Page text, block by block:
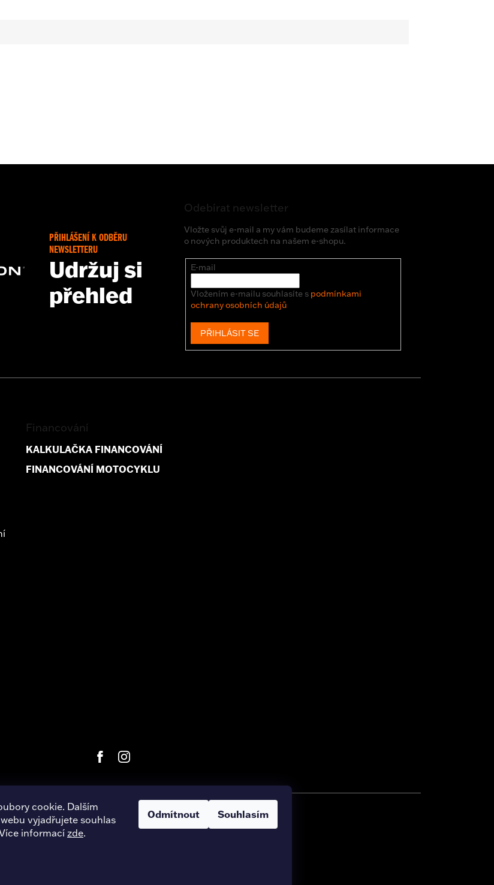
cookie. Dalším
vyjadřujete souhlas
informací zde.
Odmítnout Souhlasím
PŘIHLÁŠENÍ K ODBĚRU
NEWSLETTERU
Udržuj si
přehled
Odebírat newsletter
Vložte svůj e-mail a my vám budeme zasílat informace
o nových produktech na našem e-shopu.
E-mail
Vložením e-mailu souhlasíte s podmínkami
ochrany osobních údajů
PŘIHLÁSIT SE
Financování
KALKULAČKA FINANCOVÁNÍ
FINANCOVÁNÍ MOTOCYKLU
Harley-Davidson Hradec Králové . Všechna práva vyhrazena.
Úpravu šablony vytvořil